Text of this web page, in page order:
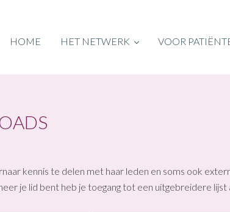
HOME HET NETWERK VOOR
kennis te delen met haar leden en soms ook
je lid bent heb je toegang tot een uitgebreidere lijst